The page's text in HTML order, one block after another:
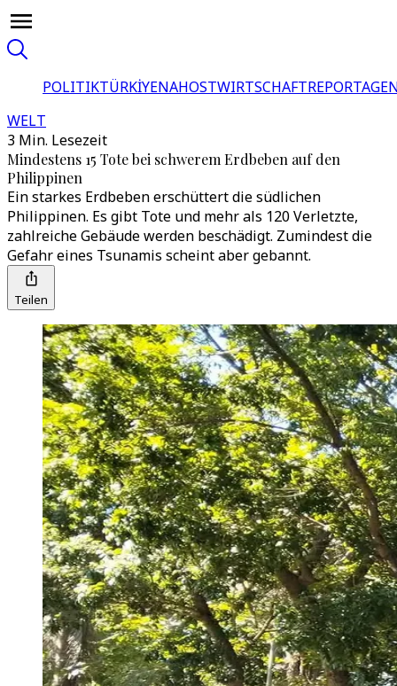
POLITIKTÜRKİYENAHOSTWIRTSCHAFT
WELT
3 Min. Lesezeit
Mindestens 15 Tote bei schwerem Erdbeben auf den
Philippinen
Ein starkes Erdbeben erschüttert die südlichen
Philippinen. Es gibt Tote und mehr als 120 Verletzte,
zahlreiche Gebäude werden beschädigt. Zumindest die
Gefahr eines Tsunamis scheint aber gebannt.
Teilen